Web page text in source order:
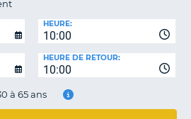
10:00
HEURE:
10:00
HEURE DE RETOUR:
à 65 ans